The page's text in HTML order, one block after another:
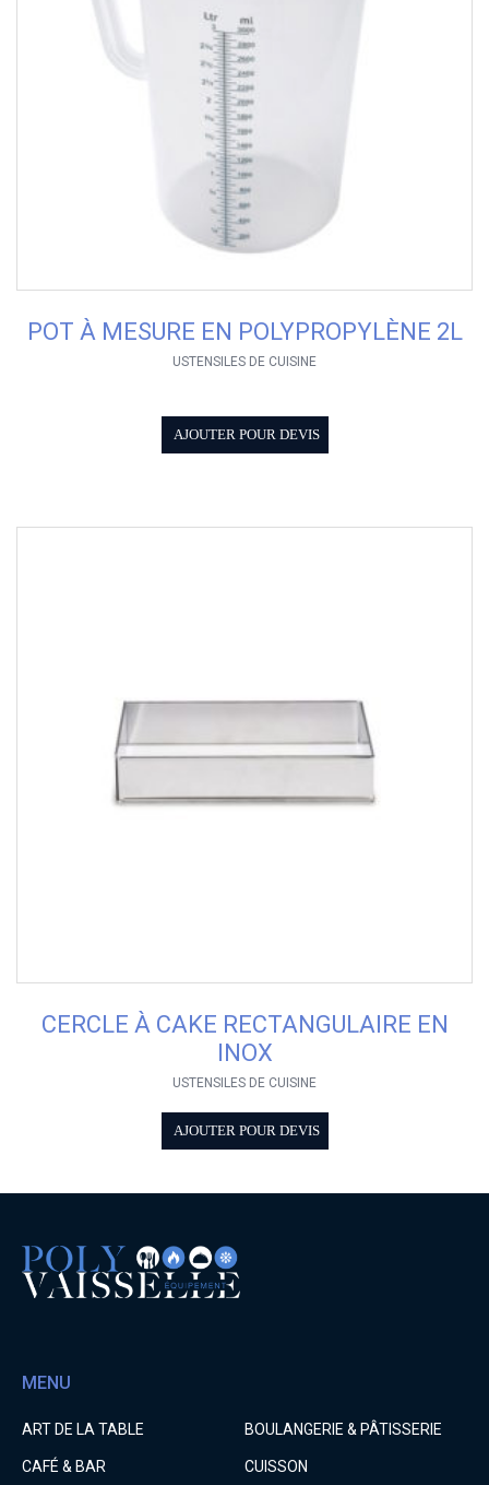
POT À MESURE EN POLYPROPYLÈNE 2L
USTENSILES DE CUISINE
AJOUTER POUR DEVIS
CERCLE À CAKE RECTANGULAIRE EN
INOX
USTENSILES DE CUISINE
AJOUTER POUR DEVIS
MENU
ART DE LA TABLE BOULANGERIE & PÂTISSERIE
CAFÉ & BAR CUISSON